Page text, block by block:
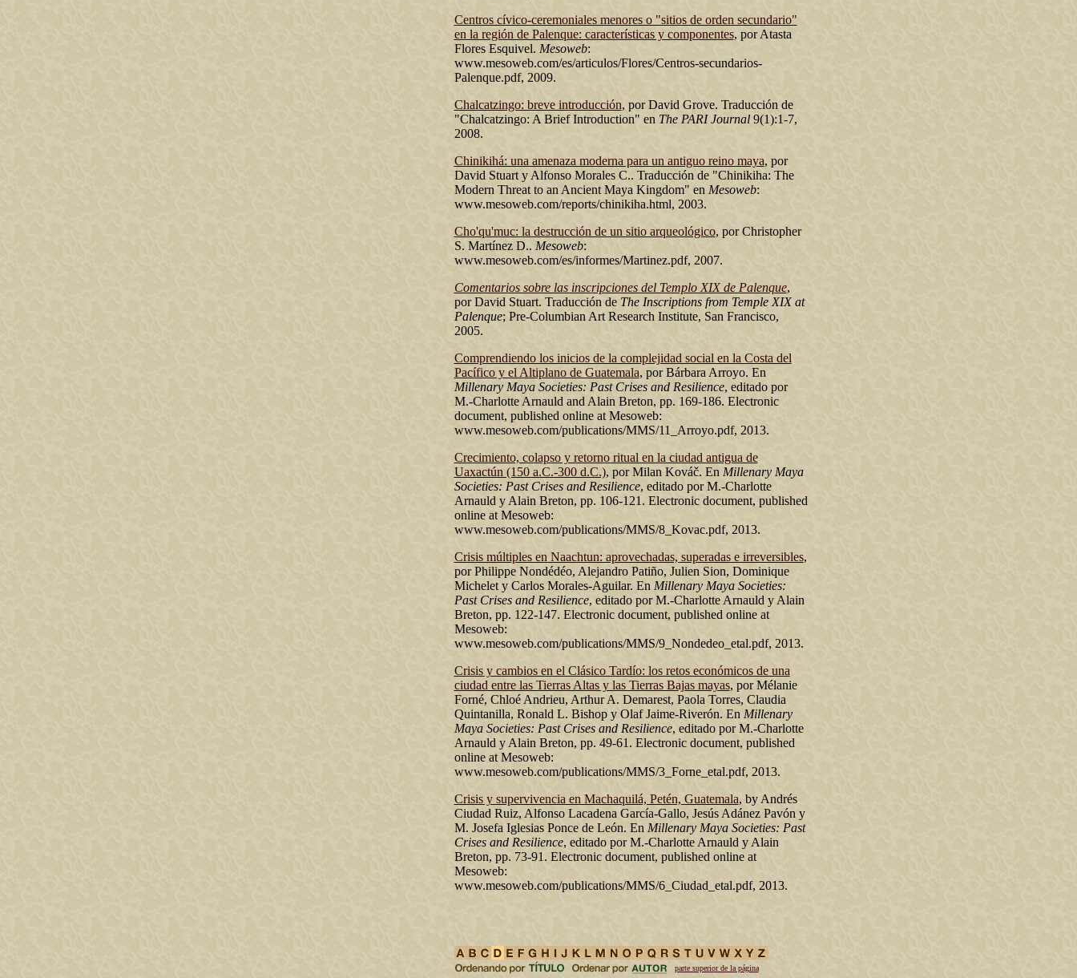
Centros cívico-ceremoniales menores o "sitios de orden secundario"
en la región de Palenque: características y componentes, por Atasta
Flores Esquivel. Mesoweb:
www.mesoweb.com/es/articulos/Flores/Centros-secundarios-
Palenque.pdf, 2009.
Chalcatzingo: breve introducción, por David Grove. Traducción de
"Chalcatzingo: A Brief Introduction" en The PARI Journal9(1):1-7,
2008.
Chinikihá: una amenaza moderna para un antiguo reino maya, por
David Stuart y Alfonso Morales C.. Traducción de "Chinikiha: The
Modern Threat to an Ancient Maya Kingdom" en Mesoweb:
www.mesoweb.com/reports/chinikiha.html, 2003.
Cho'qu'muc: la destrucción de un sitio arqueológico, por Christopher
S. Martínez D.. Mesoweb:
www.mesoweb.com/es/informes/Martinez.pdf, 2007.
Comentarios sobre las inscripciones del Templo XIX de Palenque,
por David Stuart. Traducción de The Inscriptions from Temple XIX at
Palenque; Pre-Columbian Art Research Institute, San Francisco,
2005.
Comprendiendo los inicios de la complejidad social en la Costa del
Pacífico y el Altiplano de Guatemala, por Bárbara Arroyo. En
Millenary Maya Societies: Past Crises and Resilience, editado por
M.-Charlotte Arnauld and Alain Breton, pp. 169-186. Electronic
document, published online at Mesoweb:
www.mesoweb.com/publications/MMS/11_Arroyo.pdf, 2013.
Crecimiento, colapso y retorno ritual en la ciudad antigua de
Uaxactún (150 a.C.-300 d.C.), por Milan Kováč. En Millenary Maya
Societies: Past Crises and Resilience, editado por M.-Charlotte
Arnauld y Alain Breton, pp. 106-121. Electronic document, published
online at Mesoweb:
www.mesoweb.com/publications/MMS/8_Kovac.pdf, 2013.
Crisis múltiples en Naachtun: aprovechadas, superadas e irreversibles,
por Philippe Nondédéo, Alejandro Patiño, Julien Sion, Dominique
Michelet y Carlos Morales-Aguilar. En Millenary Maya Societies:
Past Crises and Resilience, editado por M.-Charlotte Arnauld y Alain
Breton, pp. 122-147. Electronic document, published online at
Mesoweb:
www.mesoweb.com/publications/MMS/9_Nondedeo_etal.pdf, 2013.
Crisis y cambios en el Clásico Tardío: los retos económicos de una
ciudad entre las Tierras Altas y las Tierras Bajas mayas, por Mélanie
Forné, Chloé Andrieu, Arthur A. Demarest, Paola Torres, Claudia
Quintanilla, Ronald L. Bishop y Olaf Jaime-Riverón. En Millenary
Maya Societies: Past Crises and Resilience, editado por M.-Charlotte
Arnauld y Alain Breton, pp. 49-61. Electronic document, published
online at Mesoweb:
www.mesoweb.com/publications/MMS/3_Forne_etal.pdf, 2013.
Crisis y supervivencia en Machaquilá, Petén, Guatemala, by Andrés
Ciudad Ruiz, Alfonso Lacadena García-Gallo, Jesús Adánez Pavón y
M. Josefa Iglesias Ponce de León. En Millenary Maya Societies: Past
Crises and Resilience, editado por M.-Charlotte Arnauld y Alain
Breton, pp. 73-91. Electronic document, published online at
Mesoweb:
www.mesoweb.com/publications/MMS/6_Ciudad_etal.pdf, 2013.
parte superior de la página